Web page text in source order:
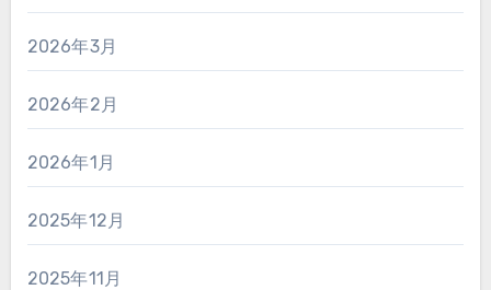
2026年3月
2026年2月
2026年1月
2025年12月
2025年11月